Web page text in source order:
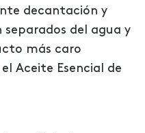
decantación y
del agua y
más caro
Aceite Esencial de